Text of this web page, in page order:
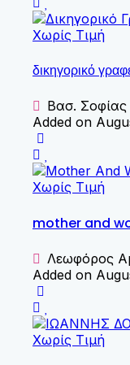
Χωρίς Τιμή
δικηγορικό
Βασ.
Added on
Χωρίς Τιμή
mother and
Λεωφόρος
Added on
Χωρίς Τιμή